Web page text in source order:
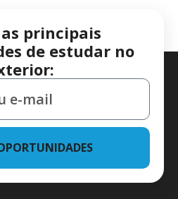
as principais
de estudar no